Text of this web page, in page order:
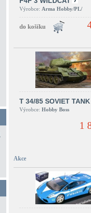
Výrobce: Arma Hobby/PL/
T 34/85 SOVIET TANK
Výrobce: Hobby Boss
1
Akce